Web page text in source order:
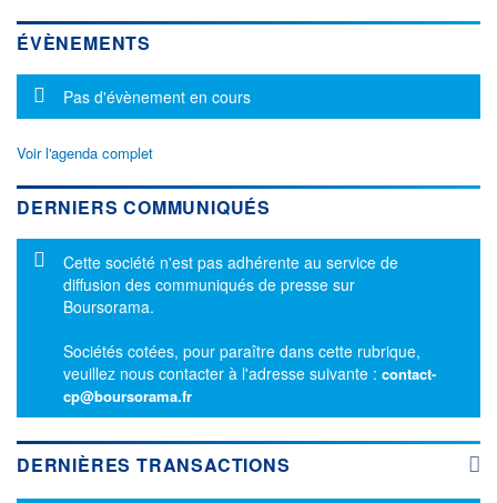
ÉVÈNEMENTS
Message d'information
Pas d'évènement en cours
Voir l'agenda complet
DERNIERS COMMUNIQUÉS
Message d'information
Cette société n'est pas adhérente au service de
diffusion des communiqués de presse sur
Boursorama.
Sociétés cotées, pour paraître dans cette rubrique,
veuillez nous contacter à l'adresse suivante : contact-
cp@boursorama.fr
DERNIÈRES TRANSACTIONS